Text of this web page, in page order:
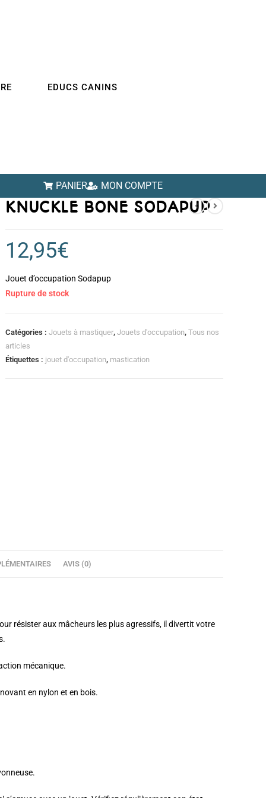
EDUCS CANINS
PANIER MON COMPTE
KNUCKLE BONE SODAPUP
12,95€
Jouet d’occupation Sodapup
Rupture de stock
Catégories :Jouets à mastiquer,Jouets d'occupation,Tous nos
articles
Étiquettes : jouet d'occupation, mastication
AVIS (0)
résister aux mâcheurs les plus agressifs, il divertit votre
mécanique.
en nylon et en bois.